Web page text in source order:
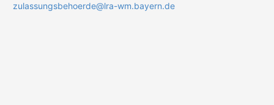
zulassungsbehoerde@lra-wm.bayern.de